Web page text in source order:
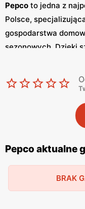
Pepco to jedna z
Polsce,
gospodarstwa
sezonowych. Dzięki
klientów w kraju.
zapewnienieniskich
są dostępne dla
kluczowych
regularnie
publikowane co dwa
bogaty wybór
i
Pepco aktualne
BRAK